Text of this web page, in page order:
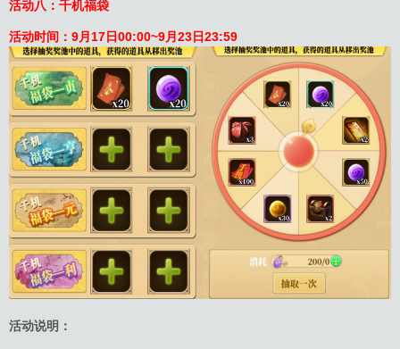
活动八：千机福袋
活动时间： 9月17日00:00~9月23日23:59
活动说明：